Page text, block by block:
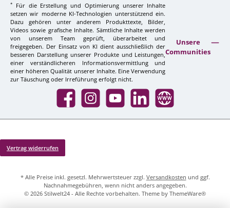
*
Für die Erstellung und Optimierung unserer Inhalte
setzen wir moderne KI-Technologien unterstützend ein.
Dazu gehören unter anderem Produkttexte, Bilder,
Videos sowie grafische Inhalte. Sämtliche Inhalte werden
von unserem Team geprüft, überarbeitet und
freigegeben. Der Einsatz von KI dient ausschließlich der
besseren Darstellung unserer Produkte und Leistungen,
einer verständlicheren Informationsvermittlung und
einer höheren Qualität unserer Inhalte. Eine Verwendung
zur Täuschung oder Irreführung erfolgt nicht.
Unsere
Communities
Facebook InstagramYouTube LinkedIn Website
Vertrag widerrufen
* Alle Preise inkl. gesetzl. Mehrwertsteuer zzgl. Versandkosten und ggf.
Nachnahmegebühren, wenn nicht anders angegeben.
© 2026 Stilwelt24 - Alle Rechte vorbehalten. Theme by ThemeWare®